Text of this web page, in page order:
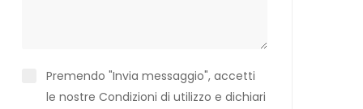
Premendo "Invia messaggio", accetti
le nostre Condizioni di utilizzo e dichiari